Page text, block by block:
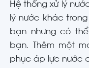
Hệ thống xử lý
lý nước khác
bạn nhưng có
bạn. Thêm một
phục áp lực nước